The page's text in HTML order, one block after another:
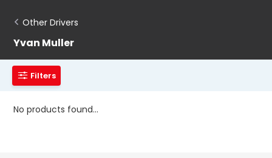
Other Drivers
Yvan Muller
Filters
No products found...